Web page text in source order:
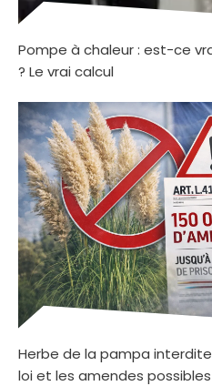
Pompe à chaleur : est-ce
? Le vrai calcul
Herbe de la pampa
loi et les amendes possibles